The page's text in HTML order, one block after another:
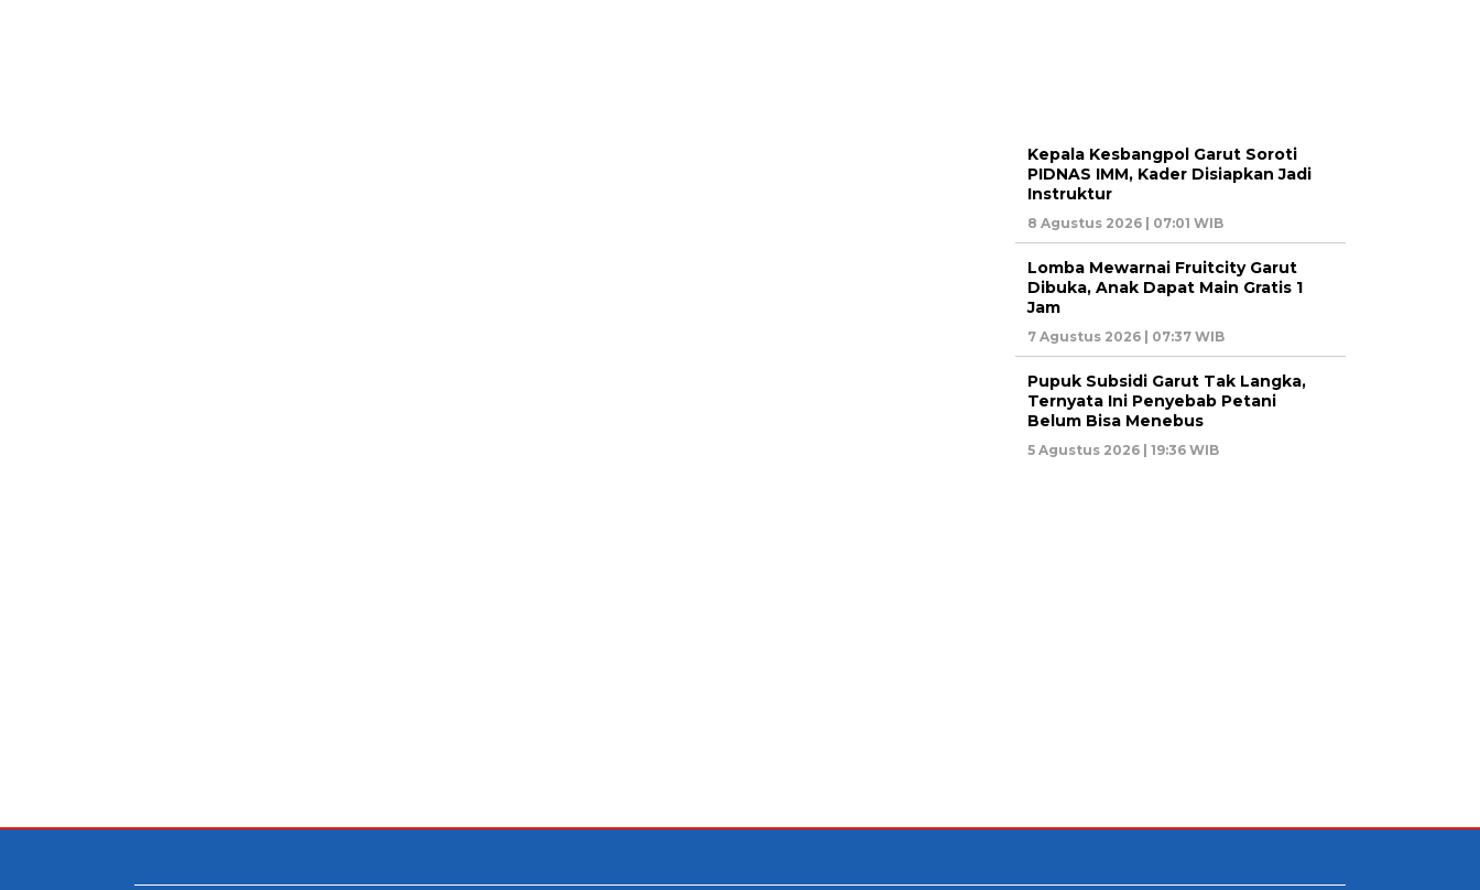
Kepala Kesbangpol Garut Soroti
PIDNAS IMM, Kader Disiapkan Jadi
Instruktur
8 Agustus 2026 | 07:01 WIB
Lomba Mewarnai Fruitcity Garut
Dibuka, Anak Dapat Main Gratis 1
Jam
7 Agustus 2026 | 07:37 WIB
Pupuk Subsidi Garut Tak Langka,
Ternyata Ini Penyebab Petani
Belum Bisa Menebus
5 Agustus 2026 | 19:36 WIB